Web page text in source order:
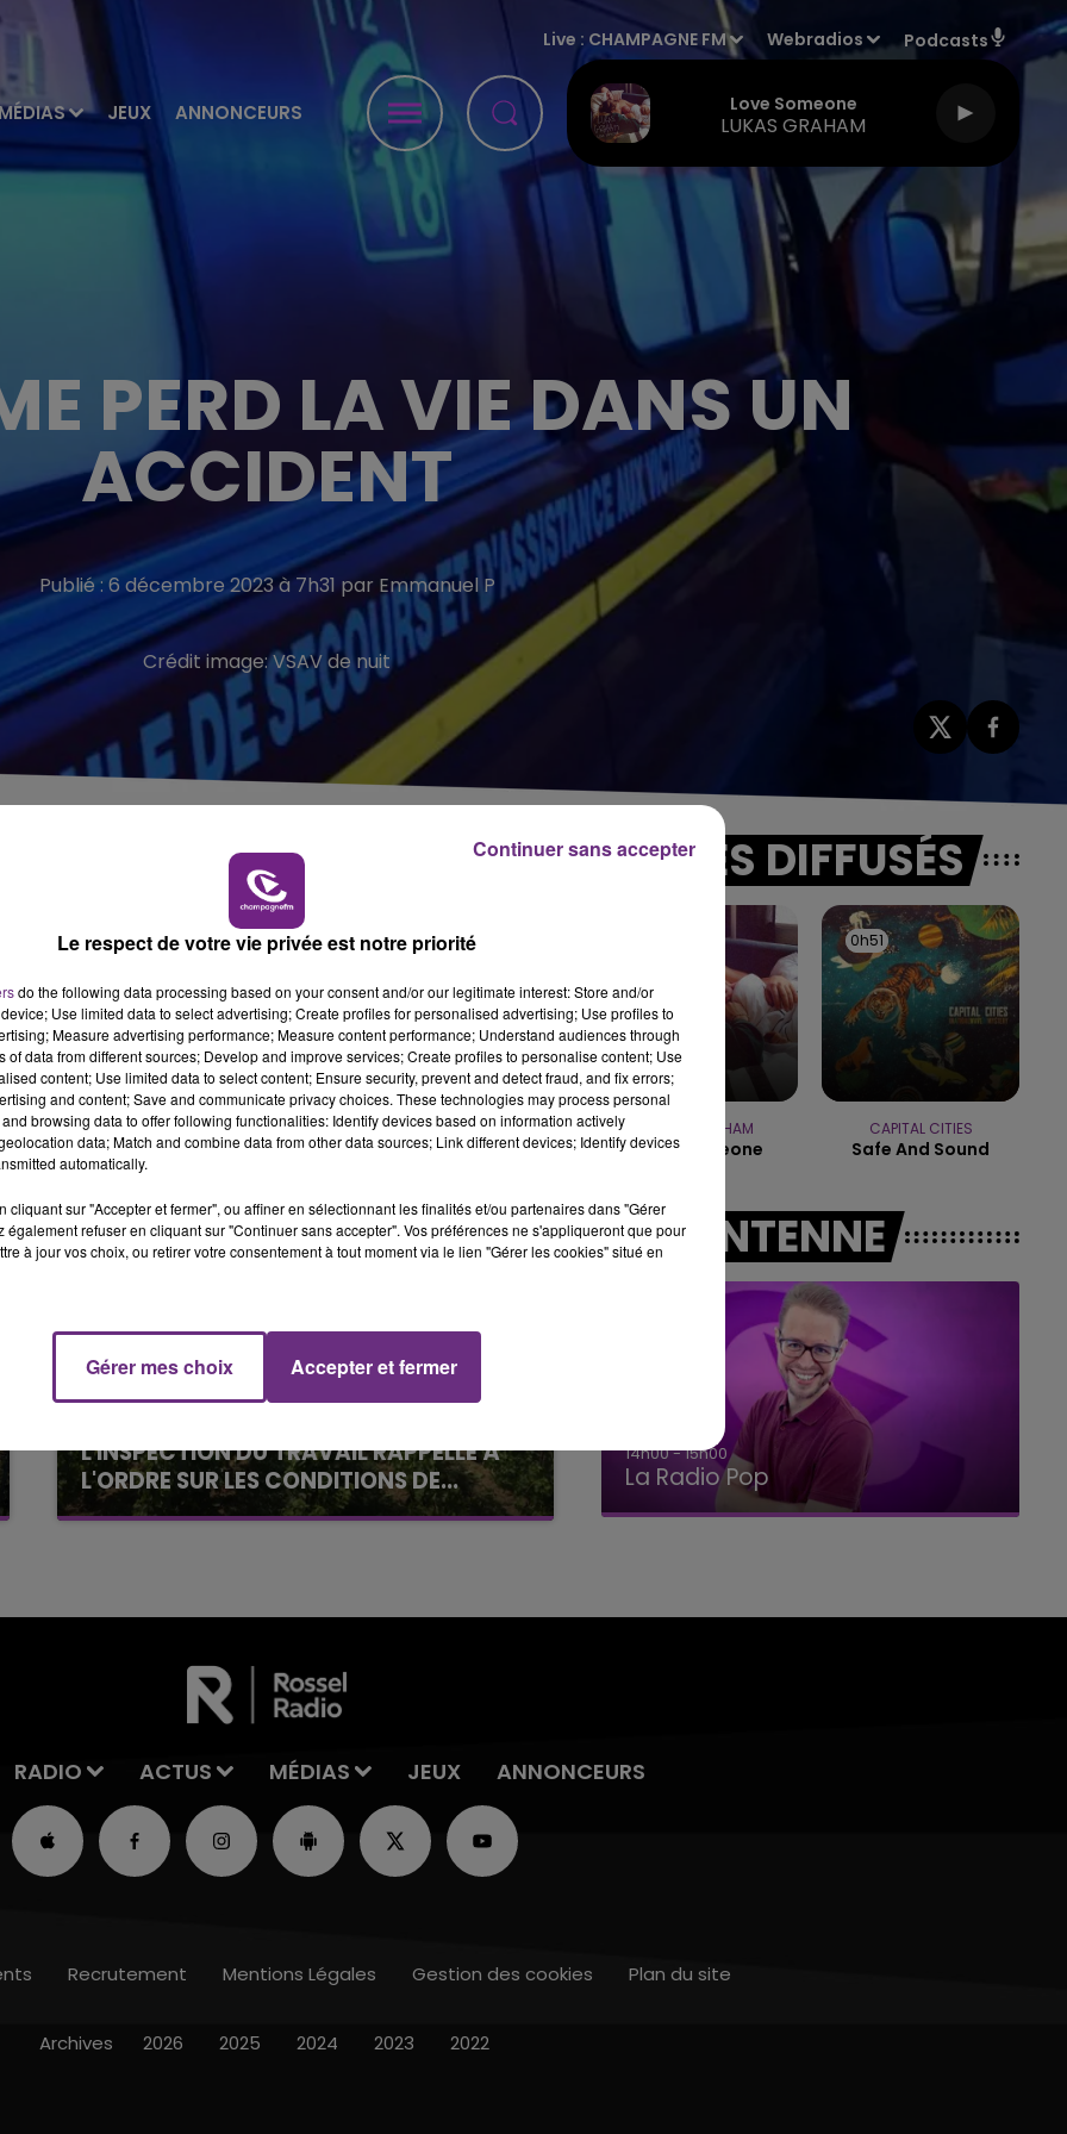
JEUX ANNONCEURS
Live : CHAMPAGNE FM Webradios Podcasts
Love Someone
LUKAS GRAHAM
6h00 - 10h00
LA FAMILLE LE TICKET DE CAISSE
PERD LA VIE DANS UN
ACCIDENT
Publié : 6 décembre 2023 à 7h31 par Emmanuel P
Crédit image:VSAV de nuit
entièrement. Le conducteur est décédé
ortie de Rethel en direction de Barby.
qui a percuté la pile d’un pont avant de s’embraser
décédé.
secours et pour l’enquête de gendarmerie.
L'INSPECTION DU TRAVAIL RAPPELLE À
L'ORDRE SUR LES CONDITIONS DE...
Alors que les dates de début des vendange
TITRES DIFFUSÉS
LUKAS GRAHAM
Love Someone
0h51
0h51
CAPITAL CITIES
Safe And Sound
A L'ANTENNE
10h00 - 14h00
LE TICKET DE CAISSE
14h00 - 15h00
La Radio Pop
RADIO ACTUS MÉDIAS JEUX ANNONCEURS
Recrutement Mentions Légales Gestion des cookies Plan du site
Archives 2026 2025 2024 2023 2022
Le respect de votre vie privée est notre priorité
do the following data processing based on your consent and/or our legitimate interest: Store and/or
Use limited data to select advertising; Create profiles for personalised advertising; Use profiles to
Measure advertising performance; Measure content performance; Understand audiences through
of data from different sources; Develop and improve services; Create profiles to personalise content; Use
content; Use limited data to select content; Ensure security, prevent and detect fraud, and fix errors;
and content; Save and communicate privacy choices. These technologies may process personal
browsing data to offer following functionalities: Identify devices based on information actively
data; Match and combine data from other data sources; Link different devices; Identify devices
automatically.
cliquant sur "Accepter et fermer", ou affiner en sélectionnant les finalités et/ou partenaires dans "Gérer
également refuser en cliquant sur "Continuer sans accepter". Vos préférences ne s'appliqueront que pour
à jour vos choix, ou retirer votre consentement à tout moment via le lien "Gérer les cookies" situé en
Gérer mes choix Accepter et fermer
Continuer sans accepter